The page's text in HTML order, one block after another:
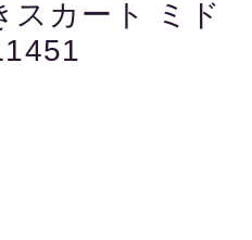
スカート ミド